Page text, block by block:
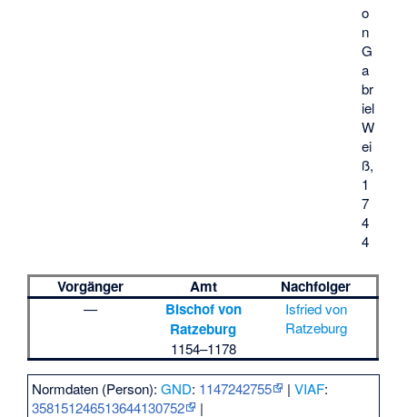
o
n
G
a
br
iel
W
ei
ß,
1
7
4
4
Vorgänger Amt Nachfolger
—
Bischof von
Ratzeburg
1154–1178
Isfried von
Ratzeburg
Normdaten (Person):GND: 1147242755 |VIAF:
358151246513644130752
|